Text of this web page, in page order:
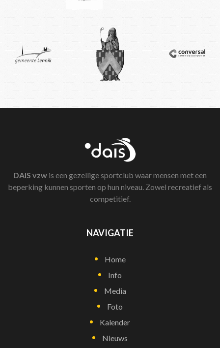
DAIS vzw is een gezellige sportclub waar mensen met een
beperking kunnen sporten op hun niveau. Zowel recreatief als
competitief.
NAVIGATIE
Home
Info
Media
Foto
Kalender
Nieuws